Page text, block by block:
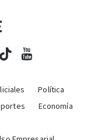
Política
Economía